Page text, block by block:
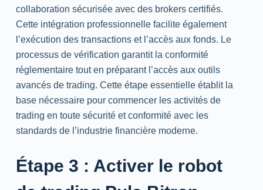
collaboration sécurisée avec des brokers certifiés.
Cette intégration professionnelle facilite également
l’exécution des transactions et l’accès aux fonds. Le
processus de vérification garantit la conformité
réglementaire tout en préparant l’accès aux outils
avancés de trading. Cette étape essentielle établit la
base nécessaire pour commencer les activités de
trading en toute sécurité et conformité avec les
standards de l’industrie financière moderne.
Étape 3 : Activer le robot